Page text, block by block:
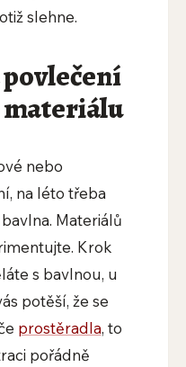
slehne.
nebo
na léto třeba
Materiálů
Krok
s bavlnou, u
potěší, že se
prostěradla, to
pořádně